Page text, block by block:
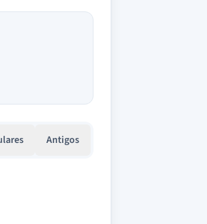
Antigos